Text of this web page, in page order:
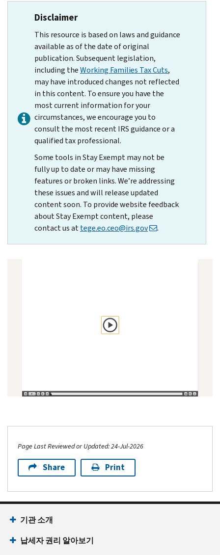
Disclaimer
This resource is based on laws and guidance
available as of the date of original
publication. Subsequent legislation,
including theWorking Families Tax Cuts,
may have introduced changes not reflected
in this content. To ensure you have the
most current information for your
circumstances, we encourage you to
consult the most recent IRS guidance or a
qualified tax professional.
Some tools in Stay Exempt may not be
fully up to date or may have missing
features or broken links. We’re addressing
these issues and will release updated
content soon. To provide website feedback
about Stay Exempt content, please
contact us attege.eo.ceo@irs.gov .
Page Last Reviewed or Updated: 24-Jul-2026
Share Print
기관 소개
납세자 권리 알아보기